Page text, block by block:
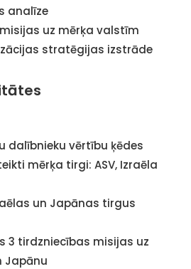
analīze
uz mērķa valstīm
stratēgijas izstrāde
dalībnieku vērtību ķēdes
mērķa tirgi: ASV, Izraēla
un Japānas tirgus
3 tirdzniecības misijas uz
Japānu